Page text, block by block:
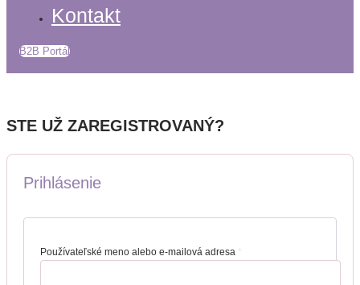
Kontakt
B2B Portál
STE UŽ ZAREGISTROVANÝ?
Prihlásenie
Používateľské meno alebo e-mailová adresa *